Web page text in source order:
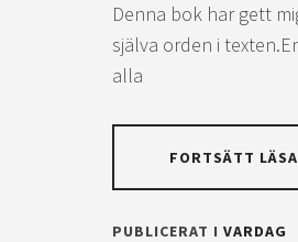
Denna bok har gett
själva orden i
alla
FORTSÄTT
PUBLICERAT I VARDAG